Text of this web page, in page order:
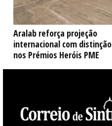
Aralab reforça projeção
internacional com distinção
nos Prémios Heróis PME